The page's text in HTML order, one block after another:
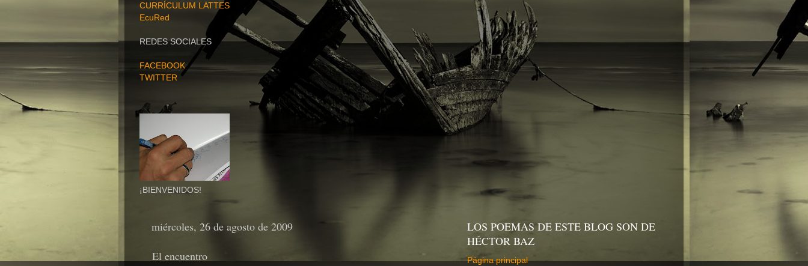
CURRÍCULUM LATTES
EcuRed
REDES SOCIALES
FACEBOOK
TWITTER
¡BIENVENIDOS!
miércoles, 26 de agosto de 2009
El encuentro
LOS POEMAS DE ESTE BLOG SON DE
HÉCTOR BAZ
Página principal